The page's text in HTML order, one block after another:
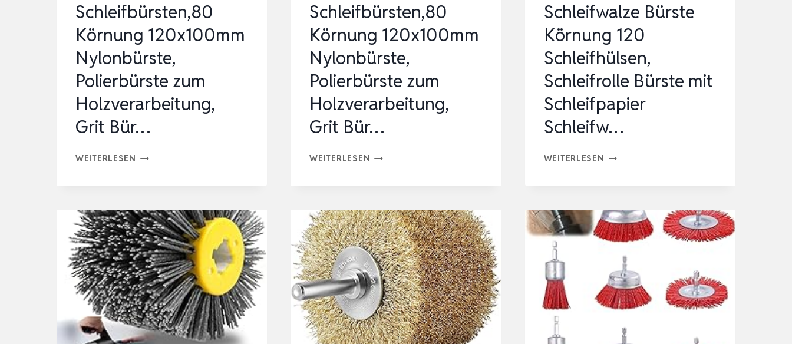
Schleifbürsten,80
Körnung 120x100mm
Nylonbürste,
Polierbürste zum
Holzverarbeitung,
Grit Bür…
WEITERLESEN SCHLEIFBÜRSTEN,80
NYLONBÜRSTE,
POLIERBÜRSTE
ZUM
HOLZVERARBEITUNG,
GRIT
BÜR…
Schleifbürsten,80
Körnung 120x100mm
Nylonbürste,
Polierbürste zum
Holzverarbeitung,
Grit Bür…
WEITERLESEN SCHLEIFBÜRSTEN,80
NYLONBÜRSTE,
POLIERBÜRSTE
ZUM
HOLZVERARBEITUNG,
GRIT
BÜR…
Schleifwalze Bürste
Körnung 120
Schleifhülsen,
Schleifrolle Bürste mit
Schleifpapier
Schleifw…
WEITERLESEN SCHLEIFWALZE
120
SCHLEIFHÜLSEN,
SCHLEIFROLLE
BÜRSTE
MIT
SCHLEIFPAPIER